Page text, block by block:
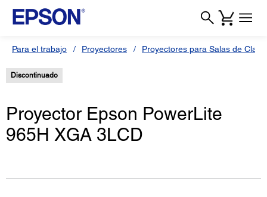
Para el trabajo Proyectores Proyectores para Salas de
Discontinuado
Proyector Epson PowerLite
965H XGA 3LCD